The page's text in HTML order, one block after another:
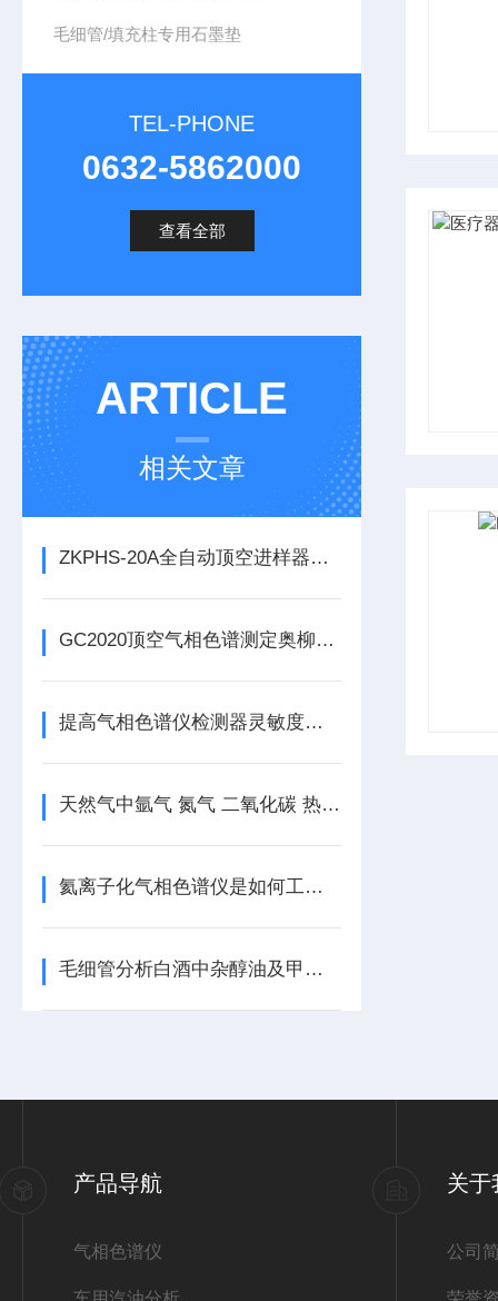
毛细管/填充柱专用石墨垫
TEL-PHONE
0632-5862000
查看全部
ARTICLE
相关文章
ZKPHS-20A全自动顶空进样器测定包皮切割吻合器
GC2020顶空气相色谱测定奥柳氮锌中有机溶剂残留量
提高气相色谱仪检测器灵敏度的多种办法
天然气中氩气 氮气 二氧化碳 热值分析方案
氦离子化气相色谱仪是如何工作的？
毛细管分析白酒中杂醇油及甲醇成分
产品导航
气相色谱仪
关于
公司